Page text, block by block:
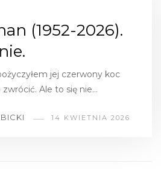
(1952-2026).
jej czerwony koc
zwrócić. Ale to się nie…
14 KWIETNIA 2026